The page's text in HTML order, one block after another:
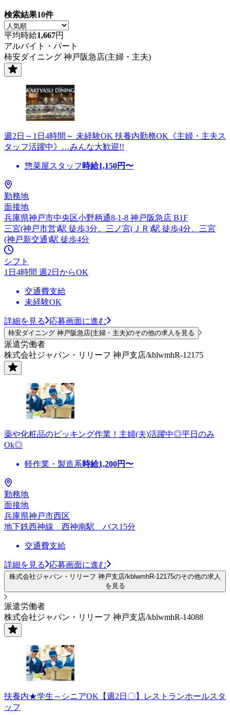
検索結果10件
平均時給1,667円
アルバイト・パート
柿安ダイニング 神戸阪急店(主婦・主夫)
週2日～1日4時間～ 未経験OK 扶養内勤務OK《主婦・主夫ス
タッフ活躍中》…みんな大歓迎!!
惣菜屋スタッフ 時給1,150円〜
勤務地
面接地
兵庫県神戸市中央区小野柄通8-1-8 神戸阪急店 B1F
三宮(神戸市営)駅 徒歩3分、三ノ宮(ＪＲ)駅 徒歩4分、三宮
(神戸新交通)駅 徒歩4分
シフト
1日4時間 週2日からOK
交通費支給
未経験OK
詳細を見る 応募画面に進む
柿安ダイニング 神戸阪急店(主婦・主夫)のその他の求人を見る
派遣労働者
株式会社ジャパン・リリーフ 神戸支店/kblwmhR-12175
薬や化粧品のピッキング作業！主婦(夫)活躍中◎平日のみ
Ok◎
軽作業・製造系時給1,200円〜
勤務地
面接地
兵庫県神戸市西区
地下鉄西神線 西神南駅 バス15分
交通費支給
詳細を見る 応募画面に進む
株式会社ジャパン・リリーフ 神戸支店/kblwmhR-12175のその他の求人
を見る
派遣労働者
株式会社ジャパン・リリーフ 神戸支店/kblwmhR-14088
扶養内★学生～シニアOK【週2日〇】レストランホールスタ
ッフ